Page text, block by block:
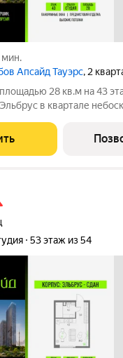
мин.
Апсайд Тауэрс, 2
28 кв.м на 43
в квартале
сад. Номер
53 этаж из 54